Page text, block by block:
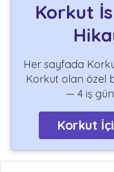
Korkut
Her sayfada
Korkut olan özel
— 4 iş
Korkut